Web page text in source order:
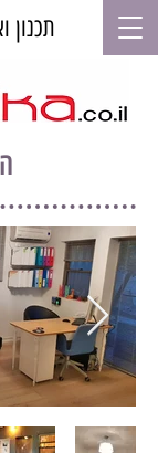
תכנון